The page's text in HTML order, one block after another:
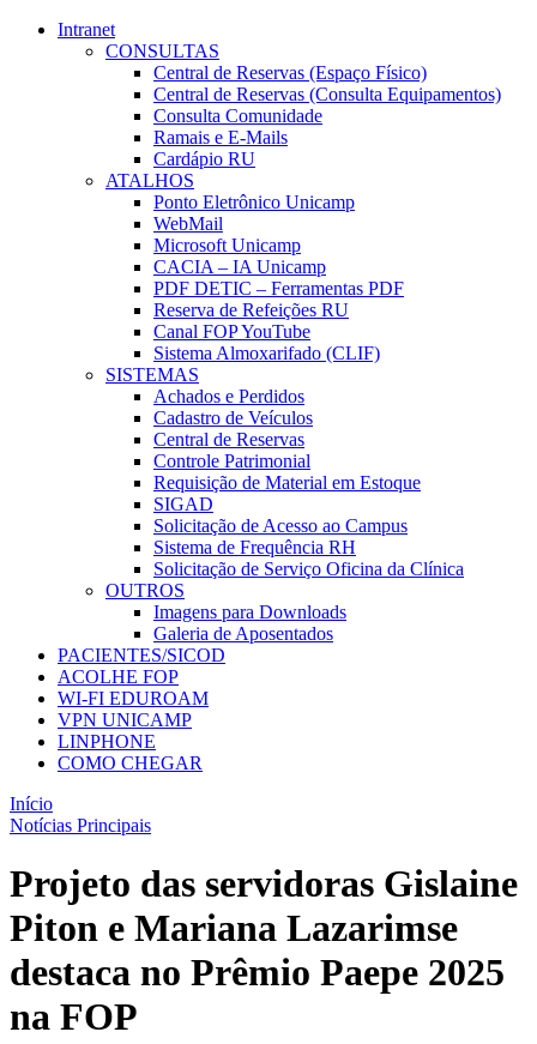
Intranet
CONSULTAS
Central de Reservas (Espaço Físico)
Central de Reservas (Consulta Equipamentos)
Consulta Comunidade
Ramais e E-Mails
Cardápio RU
ATALHOS
Ponto Eletrônico Unicamp
WebMail
Microsoft Unicamp
CACIA – IA Unicamp
PDF DETIC – Ferramentas PDF
Reserva de Refeições RU
Canal FOP YouTube
Sistema Almoxarifado (CLIF)
SISTEMAS
Achados e Perdidos
Cadastro de Veículos
Central de Reservas
Controle Patrimonial
Requisição de Material em Estoque
SIGAD
Solicitação de Acesso ao Campus
Sistema de Frequência RH
Solicitação de Serviço Oficina da Clínica
OUTROS
Imagens para Downloads
Galeria de Aposentados
PACIENTES/SICOD
ACOLHE FOP
WI-FI EDUROAM
VPN UNICAMP
LINPHONE
COMO CHEGAR
Início
Notícias Principais
Projeto das servidoras Gislaine
Piton e Mariana Lazarimse
destaca no Prêmio Paepe 2025
na FOP